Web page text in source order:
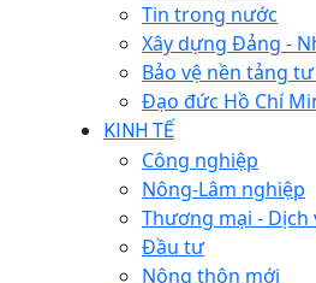
Tin trong nước
Xây dựng Đảng -
Bảo vệ nền tảng
Đạo đức Hồ Chí
KINH TẾ
Công nghiệp
Nông-Lâm nghiệp
Thương mại - Dịch
Đầu tư
Nông thôn mới